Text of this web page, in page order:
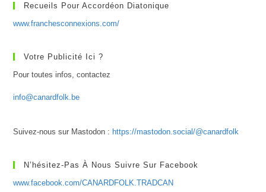
Recueils Pour Accordéon Diatonique
www.franchesconnexions.com/
Votre Publicité Ici ?
Pour toutes infos, contactez
info@canardfolk.be
Suivez-nous sur Mastodon : https://mastodon.social/@canardfolk
N’hésitez-Pas À Nous Suivre Sur Facebook
www.facebook.com/CANARDFOLK.TRADCAN